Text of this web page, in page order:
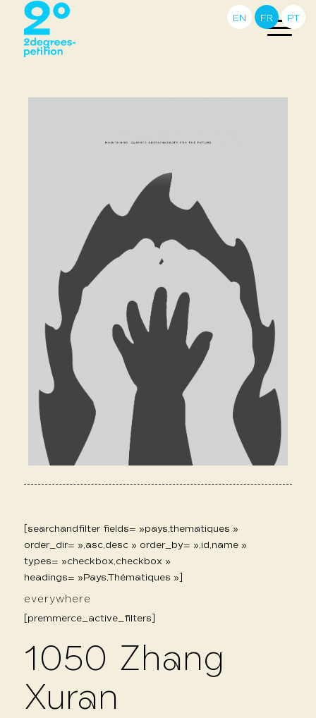
[searchandfilter fields= »pays,thematiques »
order_dir= »,asc,desc » order_by= »,id,name »
types= »checkbox,checkbox »
headings= »Pays,Thématiques »]
everywhere
[premmerce_active_filters]
1050 Zhang
Xuran
EN FR PT